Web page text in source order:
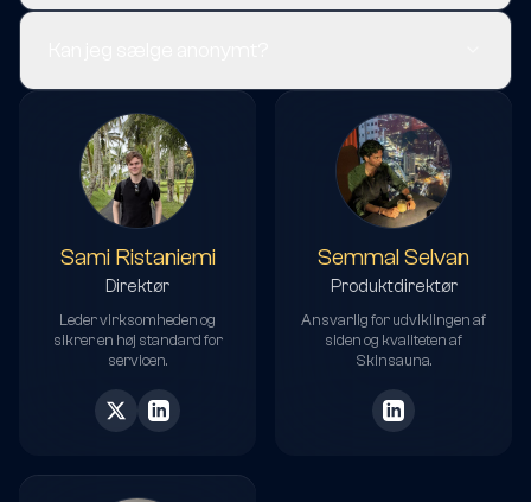
Sami Ristaniemi
Direktør
Leder virksomheden og
sikrer en høj standard for
servicen.
Semmal Selvan
Produktdirektør
Ansvarlig for udviklingen af
siden og kvaliteten af
Skinsauna.